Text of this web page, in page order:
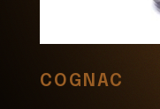
COGNAC